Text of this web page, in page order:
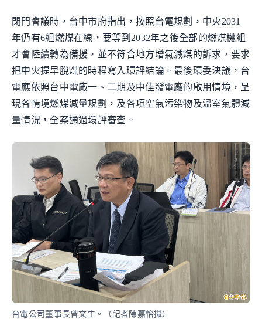
閉門會議時，台中市府指出，按照台電規劃，中火2031
年仍有6組燃煤在線，要等到2032年之後全部的燃煤機組
才會陸續轉為備援，並不符合地方增氣減煤的訴求，要求
把中火提早脫煤的時程寫入環評結論。最後環委決議，台
電應依照台中電廠一、二期及中佳發電廠的啟用情境，呈
現各情境燃煤減量規劃，及各項空氣污染物及溫室氣體減
量情況，全案通過環評審查。
台電公司董事長曾文生。（記者陳嘉怡攝）